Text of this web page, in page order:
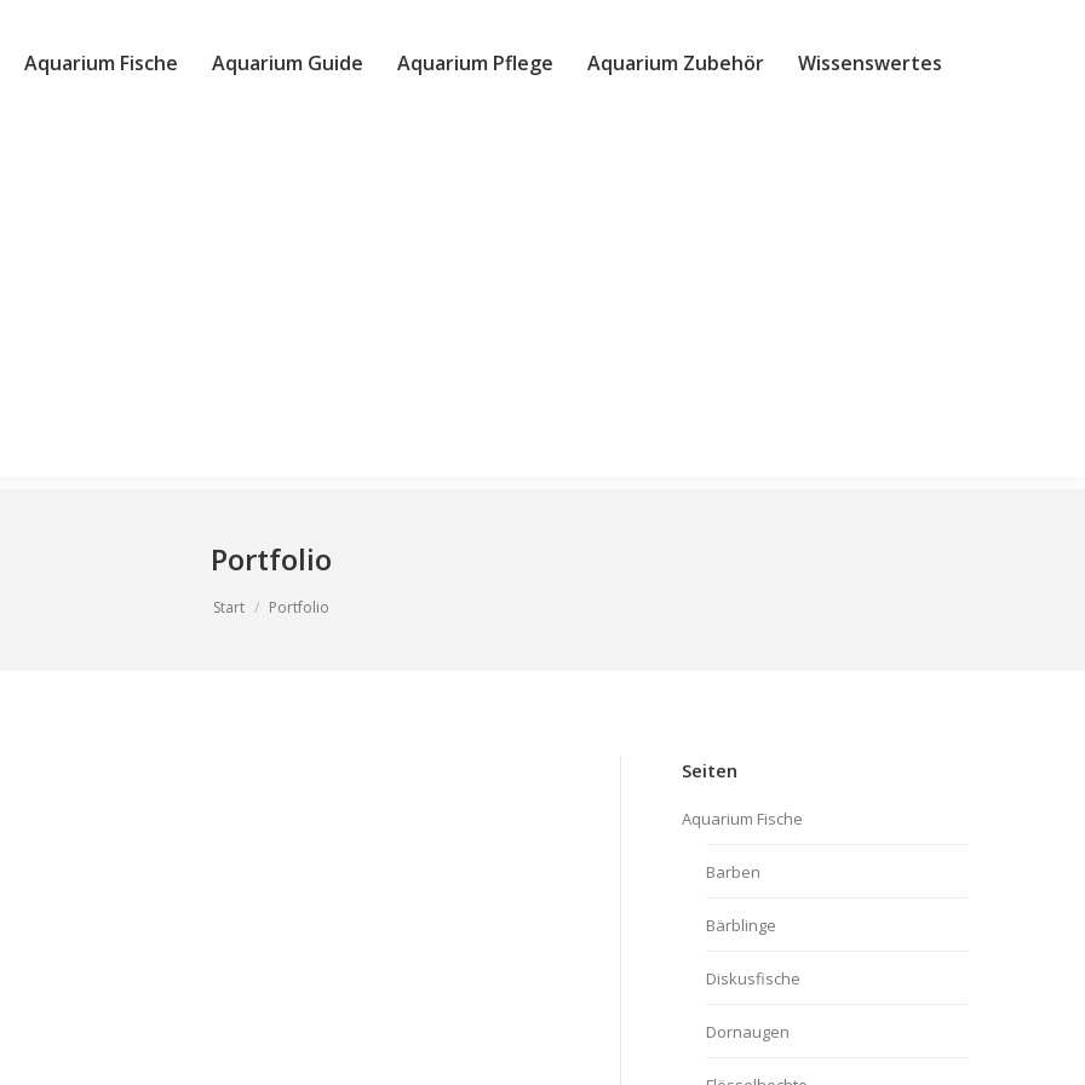
Aquarium Fische Aquarium Guide Aquarium Pflege Aquarium Zubehör Wissenswertes
Portfolio
Start Portfolio
Seiten
Aquarium Fische
Barben
Bärblinge
Diskusfische
Dornaugen